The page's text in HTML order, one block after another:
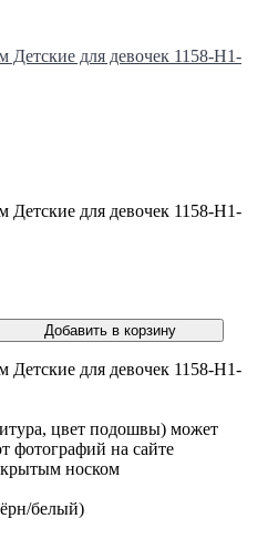
для девочек 1158-H1-
для девочек 1158-H1-
для девочек 1158-H1-
цвет подошвы) может
фотографий на сайте
носком
белый)